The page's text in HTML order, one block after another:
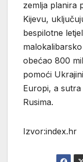
zemlja planira
Kijevu,
bespilotne
obećao 800
pomoći
Europi, a
Rusima.
Izvor:index.hr